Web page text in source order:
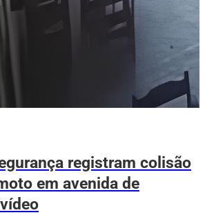
registram colisão
em avenida de